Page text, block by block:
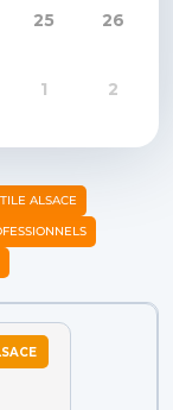
25 26
1 2
ALSACE